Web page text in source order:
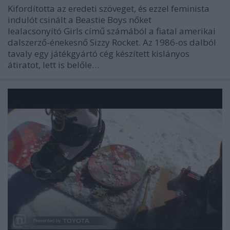
Kifordította az eredeti szöveget, és ezzel feminista
indulót csinált a Beastie Boys nőket
lealacsonyító Girls című számából a fiatal amerikai
dalszerző-énekesnő Sizzy Rocket. Az 1986-os dalból
tavaly egy játékgyártó cég készített kislányos
átiratot, lett is belőle…